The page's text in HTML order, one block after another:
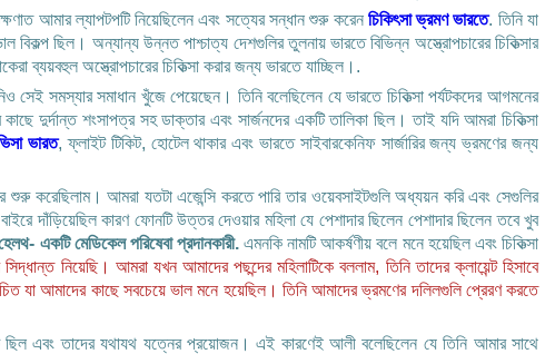
আমার ল্যাপটপটি নিয়েছিলেন এবং সত্যের সন্ধান শুরু করেন চিকিৎসা ভ্রমণ ভারতে. তিনি যা
ছিল। অন্যান্য উন্নত পাশ্চাত্য দেশগুলির তুলনায় ভারতে বিভিন্ন অস্ত্রোপচারের চিকিত্সার
ব্যয়বহুল অস্ত্রোপচারের চিকিত্সা করার জন্য ভারতে যাচ্ছিল।.
সমস্যার সমাধান খুঁজে পেয়েছেন। তিনি বলেছিলেন যে ভারতে চিকিত্সা পর্যটকদের আগমনের
দুর্দান্ত শংসাপত্র সহ ডাক্তার এবং সার্জনদের একটি তালিকা ছিল। তাই যদি আমরা চিকিত্সা
ভারত, ফ্লাইট টিকিট, হোটেল থাকার এবং ভারতে সাইবারকেনিফ সার্জারির জন্য ভ্রমণের জন্য
করেছিলাম। আমরা যতটা এজেন্সি করতে পারি তার ওয়েবসাইটগুলি অধ্যয়ন করি এবং সেগুলির
দাঁড়িয়েছিল কারণ ফোনটি উত্তর দেওয়ার মহিলা যে পেশাদার ছিলেন পেশাদার ছিলেন তবে খুব
একটি মেডিকেল পরিষেবা প্রদানকারী.এমনকি নামটি আকর্ষণীয় বলে মনে হয়েছিল এবং চিকিত্সা
নিয়েছি। আমরা যখন আমাদের পছন্দের মহিলাটিকে বললাম, তিনি তাদের ক্লায়েন্ট হিসাবে
যা আমাদের কাছে সবচেয়ে ভাল মনে হয়েছিল। তিনি আমাদের ভ্রমণের দলিলগুলি প্রেরণ করতে
ছিল এবং তাদের যথাযথ যত্নের প্রয়োজন। এই কারণেই আলী বলেছিলেন যে তিনি আমার সাথে